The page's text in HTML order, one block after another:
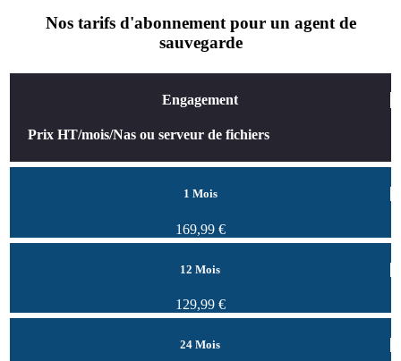
Nos tarifs d'abonnement pour un agent de
sauvegarde
Engagement
Prix HT/mois/Nas ou serveur de fichiers
1 Mois
169,99 €
12 Mois
129,99 €
24 Mois